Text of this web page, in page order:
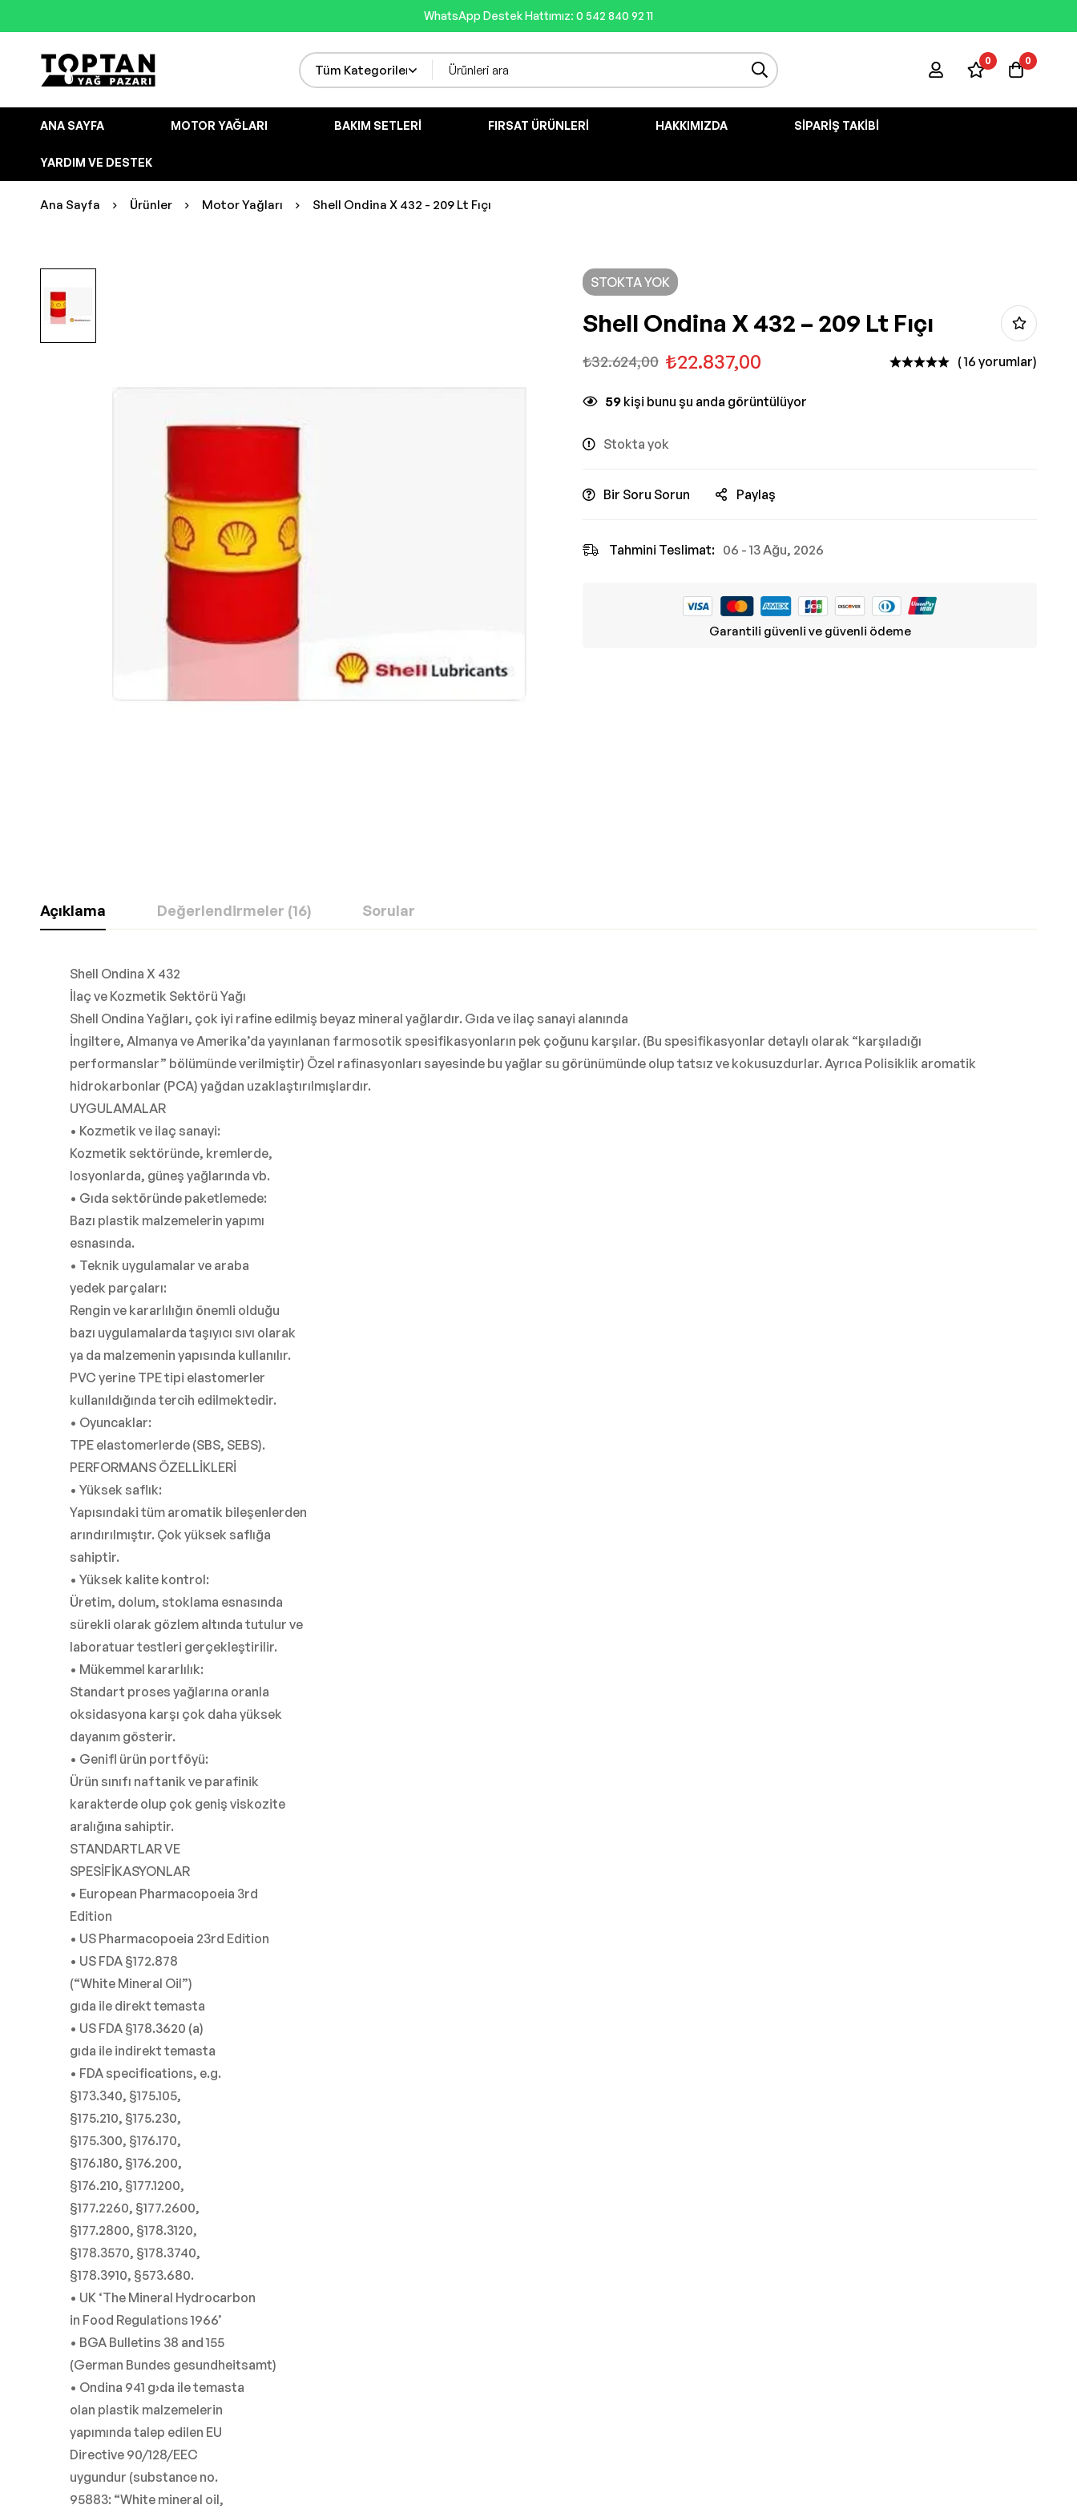
WhatsApp Destek Hattımız: 0 542 840 92 11
0 0
ANA SAYFA MOTOR YAĞLARI BAKIM SETLERI FIRSAT ÜRÜNLERI HAKKIMIZDA SIPARIŞ TAKIBI
YARDIM VE DESTEK
Ana Sayfa Ürünler Motor Yağları Shell Ondina X 432 - 209 Lt Fıçı
STOKTA YOK
Shell Ondina X 432 – 209 Lt Fıçı
₺32.624,00 ₺22.837,00 ( 16 yorumlar)
59 kişi bunu şu anda görüntülüyor
Stokta yok
Bir Soru Sorun Paylaş
Tahmini Teslimat: 06 - 13 Ağu, 2026
Garantili güvenli ve güvenli ödeme
Açıklama Değerlendirmeler (16) Sorular
Shell Ondina X 432
İlaç ve Kozmetik Sektörü Yağı
Shell Ondina Yağları, çok iyi rafine edilmiş beyaz mineral yağlardır. Gıda ve ilaç sanayi alanında
İngiltere, Almanya ve Amerika’da yayınlanan farmosotik spesifikasyonların pek çoğunu karşılar. (Bu spesifikasyonlar detaylı olarak “karşıladığı
performanslar” bölümünde verilmiştir) Özel rafinasyonları sayesinde bu yağlar su görünümünde olup tatsız ve kokusuzdurlar. Ayrıca Polisiklik aromatik
hidrokarbonlar (PCA) yağdan uzaklaştırılmışlardır.
UYGULAMALAR
• Kozmetik ve ilaç sanayi:
Kozmetik sektöründe, kremlerde,
losyonlarda, güneş yağlarında vb.
• Gıda sektöründe paketlemede:
Bazı plastik malzemelerin yapımı
esnasında.
• Teknik uygulamalar ve araba
yedek parçaları:
Rengin ve kararlılığın önemli olduğu
bazı uygulamalarda taşıyıcı sıvı olarak
ya da malzemenin yapısında kullanılır.
PVC yerine TPE tipi elastomerler
kullanıldığında tercih edilmektedir.
• Oyuncaklar:
TPE elastomerlerde (SBS, SEBS).
PERFORMANS ÖZELLİKLERİ
• Yüksek saflık:
Yapısındaki tüm aromatik bileşenlerden
arındırılmıştır. Çok yüksek saflığa
sahiptir.
• Yüksek kalite kontrol:
Üretim, dolum, stoklama esnasında
sürekli olarak gözlem altında tutulur ve
laboratuar testleri gerçekleştirilir.
• Mükemmel kararlılık:
Standart proses yağlarına oranla
oksidasyona karşı çok daha yüksek
dayanım gösterir.
• Genifl ürün portföyü:
Ürün sınıfı naftanik ve parafinik
karakterde olup çok geniş viskozite
aralığına sahiptir.
STANDARTLAR VE
SPESİFİKASYONLAR
• European Pharmacopoeia 3rd
Edition
• US Pharmacopoeia 23rd Edition
• US FDA §172.878
(“White Mineral Oil”)
gıda ile direkt temasta
• US FDA §178.3620 (a)
gıda ile indirekt temasta
• FDA specifications, e.g.
§173.340, §175.105,
§175.210, §175.230,
§175.300, §176.170,
§176.180, §176.200,
§176.210, §177.1200,
§177.2260, §177.2600,
§177.2800, §178.3120,
§178.3570, §178.3740,
§178.3910, §573.680.
• UK ‘The Mineral Hydrocarbon
in Food Regulations 1966’
• BGA Bulletins 38 and 155
(German Bundes gesundheitsamt)
• Ondina 941 g›da ile temasta
olan plastik malzemelerin
yapımında talep edilen EU
Directive 90/128/EEC
uygundur (substance no.
95883: “White mineral oil,